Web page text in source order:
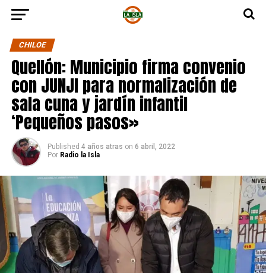
CHILOE
Quellón: Municipio firma convenio
con JUNJI para normalización de
sala cuna y jardín infantil
‘Pequeños pasos»
Published 4 años atras on 6 abril, 2022
Por Radio la Isla